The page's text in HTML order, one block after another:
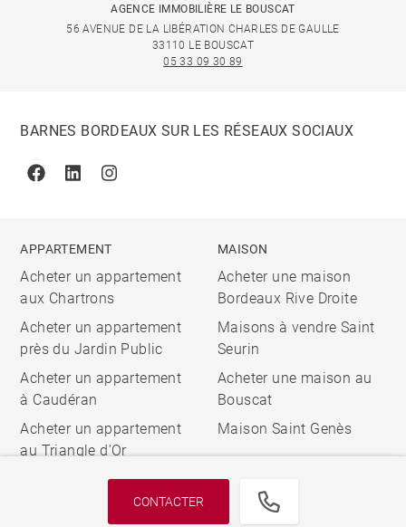
CONTACTER
AGENCE IMMOBILIÈRE LE BOUSCAT
56 AVENUE DE LA LIBÉRATION CHARLES DE GAULLE
33110 LE BOUSCAT
05 33 09 30 89
BARNES BORDEAUX SUR LES RÉSEAUX SOCIAUX
FacebookLinkedinInstagram
APPARTEMENT
Acheter un appartement
aux Chartrons
Acheter un appartement
près du Jardin Public
Acheter un appartement
à Caudéran
Acheter un appartement
au Triangle d'Or
MAISON
Acheter une maison
Bordeaux Rive Droite
Maisons à vendre Saint
Seurin
Acheter une maison au
Bouscat
Maison Saint Genès
© 2026 BARNES, INTERNATIONAL REALTY - BARNES
INTERNATIONAL